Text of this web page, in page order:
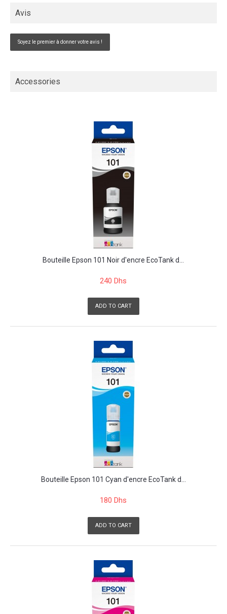
Avis
Soyez le premier à donner votre avis !
Accessories
Bouteille Epson 101 Noir d'encre EcoTank d...
240 Dhs
ADD TO CART
Bouteille Epson 101 Cyan d'encre EcoTank d...
180 Dhs
ADD TO CART